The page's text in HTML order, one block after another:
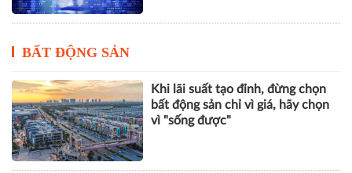
Khu phố thương mại SOHO tại
The Global City: Nơi bản sắc giao
thương song hành nhịp sống toàn